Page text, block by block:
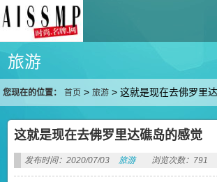
旅游
您现在的位置： 首页 >旅游 >这就是现在去佛罗里
这就是现在去佛罗里达礁岛的感觉
发布时间：2020/07/03 旅游 浏览次数：791